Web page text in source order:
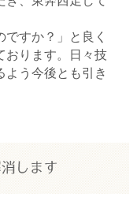
すか？」と良く
おります。日々技
よう今後とも引き